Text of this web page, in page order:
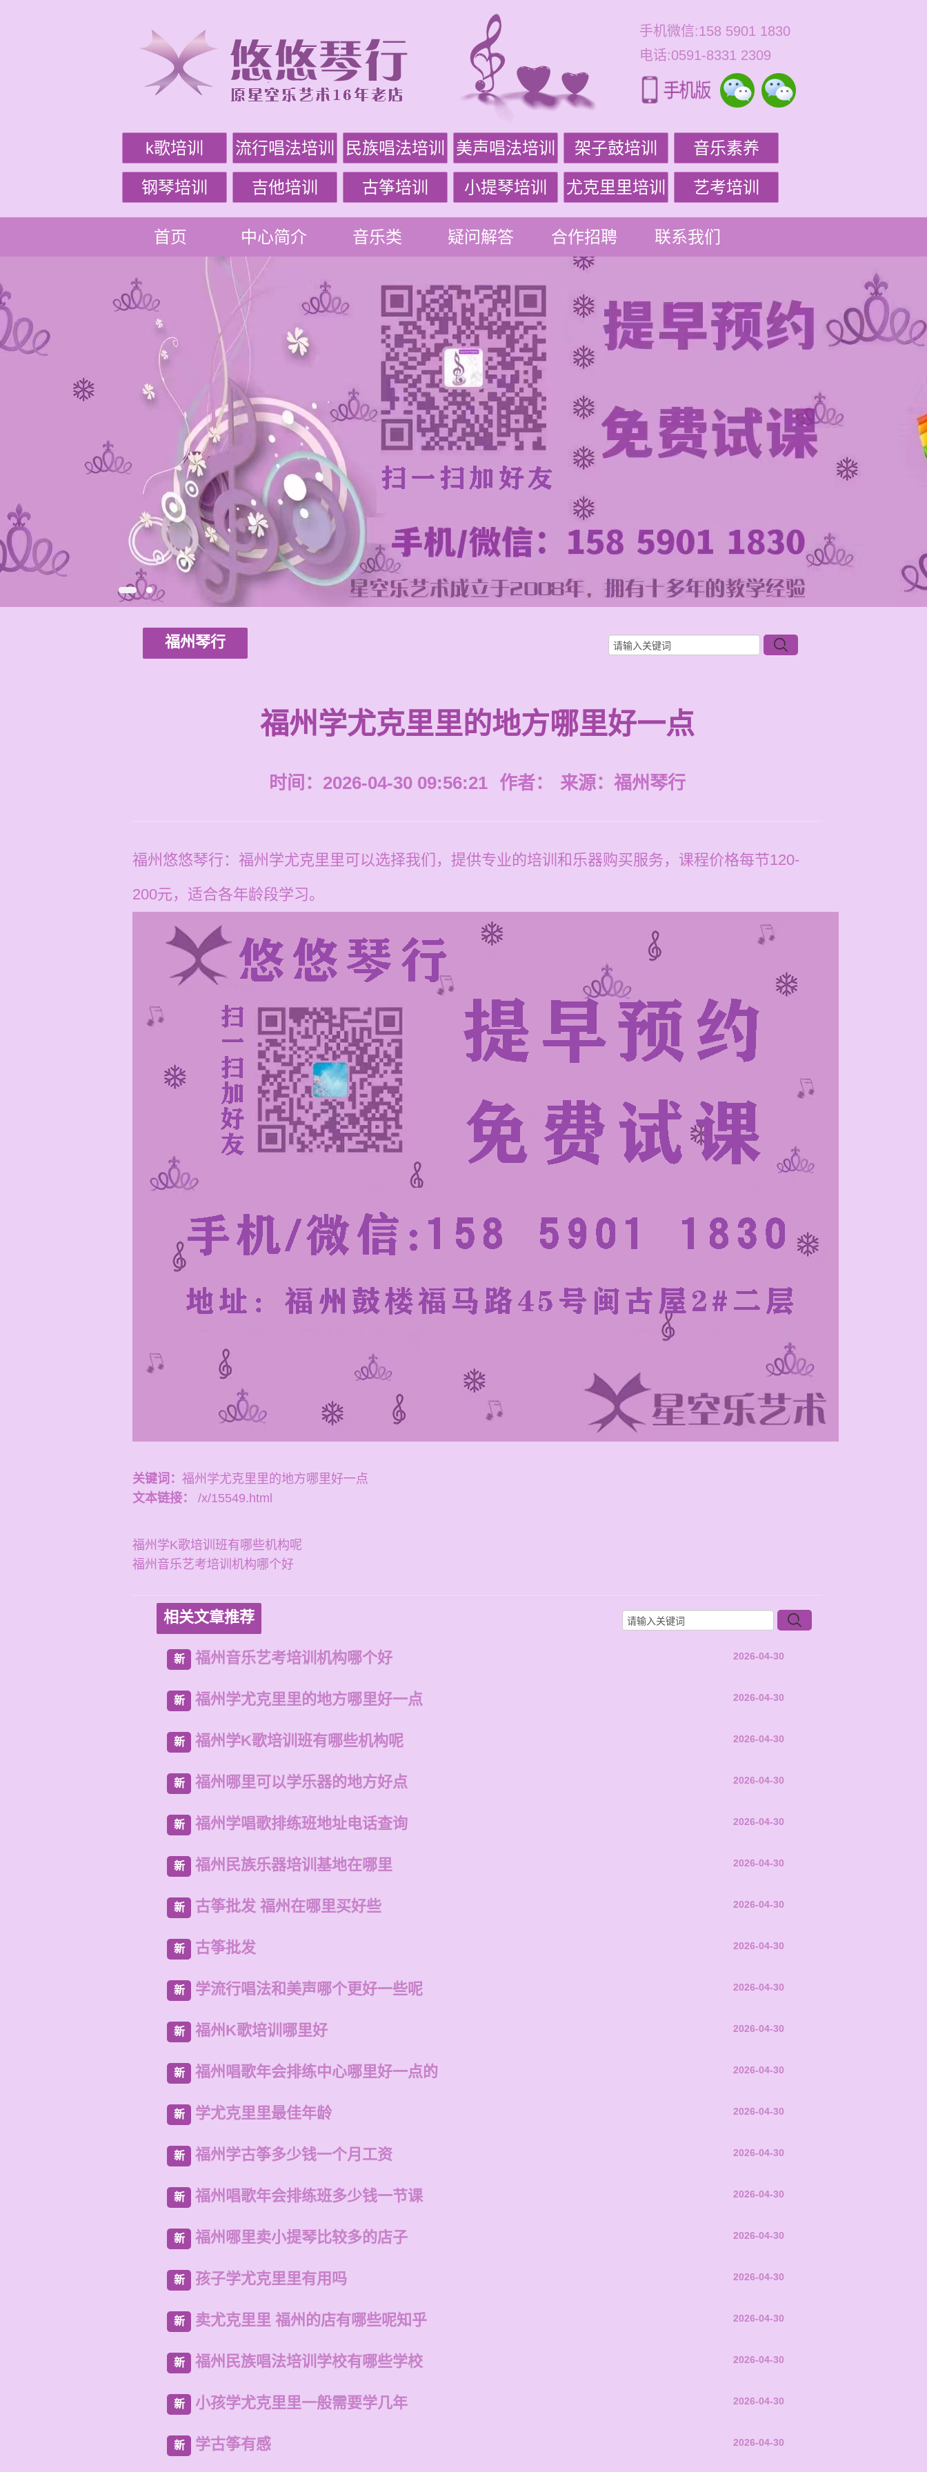
手机微信:158 5901 1830
电话:0591-8331 2309
k歌培训 流行唱法培训 民族唱法培训 美声唱法培训 架子鼓培训 音乐素养
钢琴培训 吉他培训 古筝培训 小提琴培训 尤克里里培训 艺考培训
首页 中心简介 音乐类 疑问解答 合作招聘 联系我们
福州琴行
福州学尤克里里的地方哪里好一点
时间：2026-04-30 09:56:21 作者： 来源： 福州琴行
福州悠悠琴行：福州学尤克里里可以选择我们，提供专业的培训和乐器购买服务，课程价格每节120-
200元，适合各年龄段学习。
关键词： 福州学尤克里里的地方哪里好一点
文本链接：
/x/15549.html
福州学K歌培训班有哪些机构呢
福州音乐艺考培训机构哪个好
相关文章推荐
新 福州音乐艺考培训机构哪个好 2026-04-30
新 福州学尤克里里的地方哪里好一点 2026-04-30
新 福州学K歌培训班有哪些机构呢 2026-04-30
新 福州哪里可以学乐器的地方好点 2026-04-30
新 福州学唱歌排练班地址电话查询 2026-04-30
新 福州民族乐器培训基地在哪里 2026-04-30
新 古筝批发 福州在哪里买好些 2026-04-30
新 古筝批发 2026-04-30
新 学流行唱法和美声哪个更好一些呢 2026-04-30
新 福州K歌培训哪里好 2026-04-30
新 福州唱歌年会排练中心哪里好一点的 2026-04-30
新 学尤克里里最佳年龄 2026-04-30
新 福州学古筝多少钱一个月工资 2026-04-30
新 福州唱歌年会排练班多少钱一节课 2026-04-30
新 福州哪里卖小提琴比较多的店子 2026-04-30
新 孩子学尤克里里有用吗 2026-04-30
新 卖尤克里里 福州的店有哪些呢知乎 2026-04-30
新 福州民族唱法培训学校有哪些学校 2026-04-30
新 小孩学尤克里里一般需要学几年 2026-04-30
新 学古筝有感 2026-04-30